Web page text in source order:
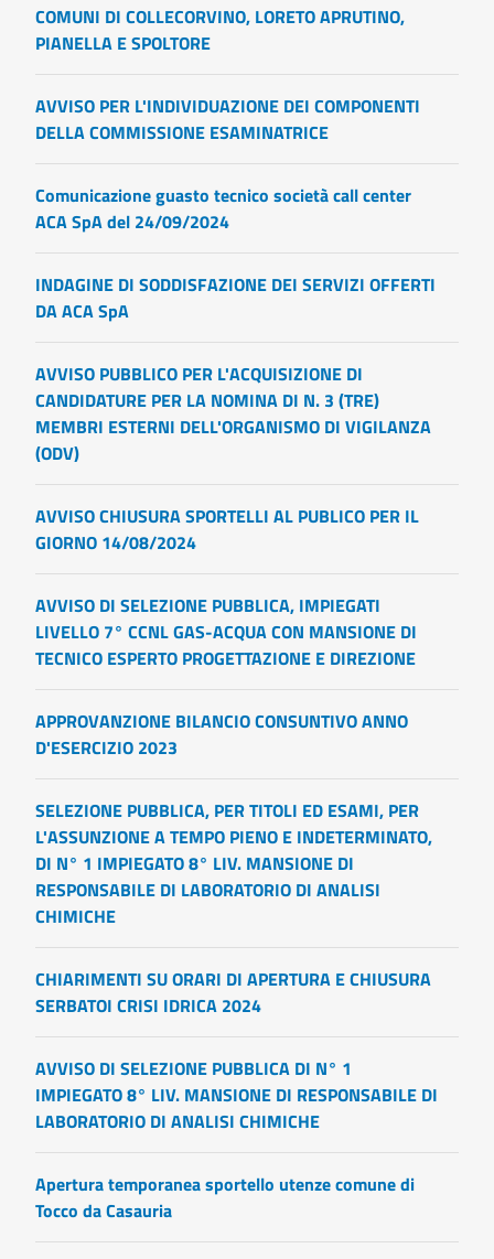
COMUNI DI COLLECORVINO, LORETO APRUTINO,
PIANELLA E SPOLTORE
AVVISO PER L'INDIVIDUAZIONE DEI COMPONENTI
DELLA COMMISSIONE ESAMINATRICE
Comunicazione guasto tecnico società call center
ACA SpA del 24/09/2024
INDAGINE DI SODDISFAZIONE DEI SERVIZI OFFERTI
DA ACA SpA
AVVISO PUBBLICO PER L'ACQUISIZIONE DI
CANDIDATURE PER LA NOMINA DI N. 3 (TRE)
MEMBRI ESTERNI DELL'ORGANISMO DI VIGILANZA
(ODV)
AVVISO CHIUSURA SPORTELLI AL PUBLICO PER IL
GIORNO 14/08/2024
AVVISO DI SELEZIONE PUBBLICA, IMPIEGATI
LIVELLO 7° CCNL GAS-ACQUA CON MANSIONE DI
TECNICO ESPERTO PROGETTAZIONE E DIREZIONE
APPROVANZIONE BILANCIO CONSUNTIVO ANNO
D'ESERCIZIO 2023
SELEZIONE PUBBLICA, PER TITOLI ED ESAMI, PER
L'ASSUNZIONE A TEMPO PIENO E INDETERMINATO,
DI N° 1 IMPIEGATO 8° LIV. MANSIONE DI
RESPONSABILE DI LABORATORIO DI ANALISI
CHIMICHE
CHIARIMENTI SU ORARI DI APERTURA E CHIUSURA
SERBATOI CRISI IDRICA 2024
AVVISO DI SELEZIONE PUBBLICA DI N° 1
IMPIEGATO 8° LIV. MANSIONE DI RESPONSABILE DI
LABORATORIO DI ANALISI CHIMICHE
Apertura temporanea sportello utenze comune di
Tocco da Casauria